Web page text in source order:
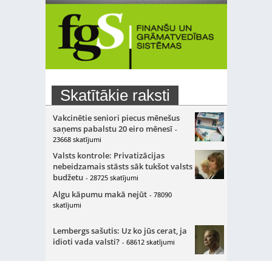
Skatītākie raksti
Vakcinētie seniori piecus mēnešus
saņems pabalstu 20 eiro mēnesī -
23668 skatījumi
Valsts kontrole: Privatizācijas
nebeidzamais stāsts sāk tukšot valsts
budžetu - 28725 skatījumi
Algu kāpumu makā nejūt - 78090
skatījumi
Lembergs sašutis: Uz ko jūs cerat, ja
idioti vada valsti? - 68612 skatījumi